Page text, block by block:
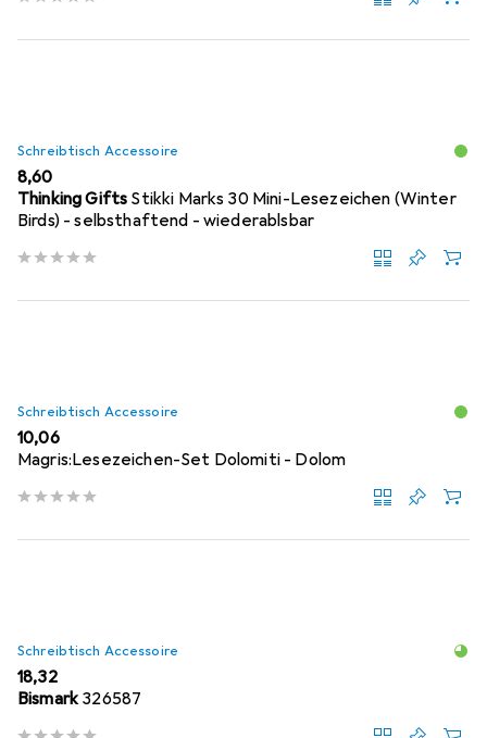
Schreibtisch Accessoire
EUR
8,60
Thinking Gifts Stikki Marks 30 Mini-Lesezeichen (Winter
Birds) - selbsthaftend - wiederablsbar
Schreibtisch Accessoire
EUR
10,06
Magris:Lesezeichen-Set Dolomiti - Dolom
Schreibtisch Accessoire
EUR
18,32
Bismark326587